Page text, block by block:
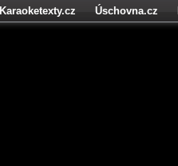
Karaoketexty.cz Úschovna.cz